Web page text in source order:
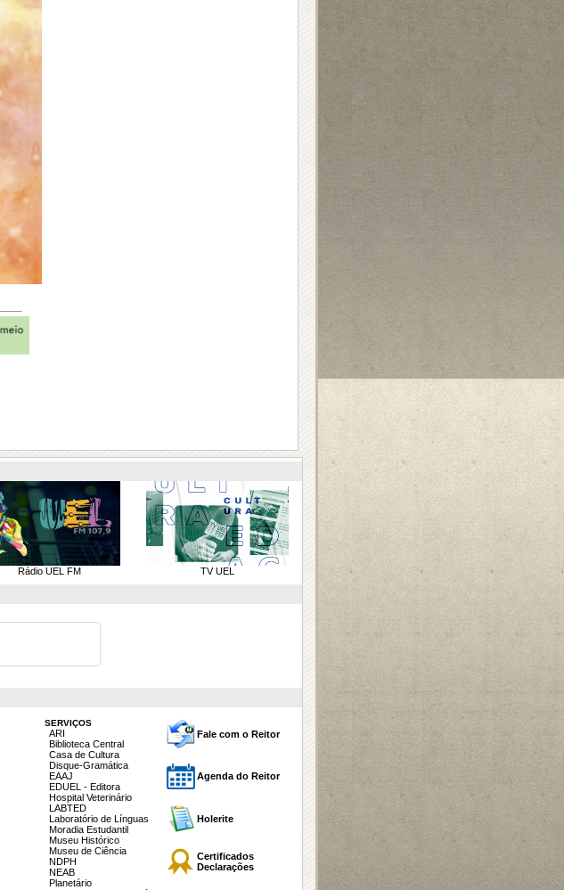
Rádio UEL FM TV UEL
SERVIÇOS
ARI
Biblioteca Central
Casa de Cultura
Disque-Gramática
EAAJ
EDUEL - Editora
Hospital Veterinário
LABTED
Laboratório de Línguas
Moradia Estudantil
Museu Histórico
Museu de Ciência
NDPH
NEAB
Planetário
Fale com o Reitor
Agenda do Reitor
Holerite
Certificados
Declarações